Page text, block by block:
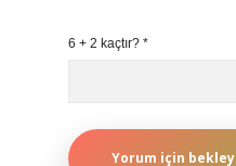
6 + 2 kaçtır? *